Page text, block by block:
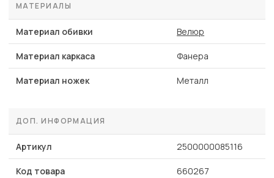
МАТЕРИАЛЫ
Материал обивки Велюр
Материал каркаса Фанера
Материал ножек Металл
ДОП. ИНФОРМАЦИЯ
Артикул 2500000085116
Код товара 660267